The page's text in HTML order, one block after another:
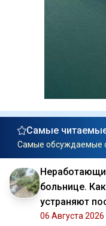
Самые
Самые обсуждаемые
больнице.
устраняют
06 Августа 2026